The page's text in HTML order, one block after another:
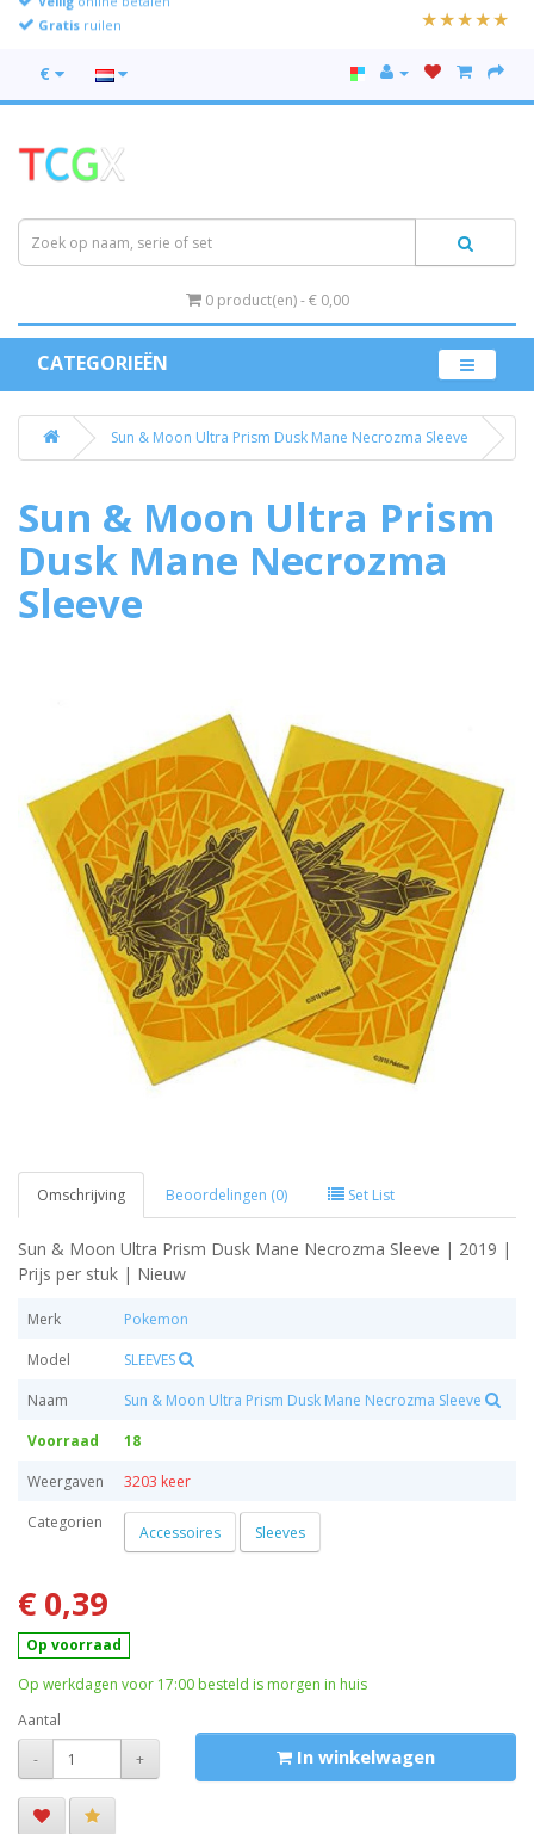
Gratis
€
0 product(en) - € 0,00
CATEGORIEËN
Sun & Moon Ultra Prism Dusk Mane Necrozma Sleeve
Sun & Moon Ultra Prism
Dusk Mane Necrozma
Sleeve
Omschrijving Beoordelingen (0) Set List
Sun & Moon Ultra Prism Dusk Mane Necrozma Sleeve | 2019 |
Prijs per stuk | Nieuw
Merk
Pokemon
Model
SLEEVES
Naam
Sun & Moon Ultra Prism Dusk Mane Necrozma Sleeve
Voorraad
18
Weergaven
3203 keer
Categorien
Accessoires Sleeves
€ 0,39
Op voorraad
Op werkdagen voor 17:00 besteld is morgen in huis
Aantal
-
+ In winkelwagen